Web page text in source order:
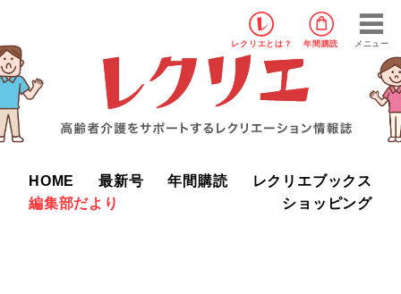
レクリエ とは？ 年間購読 メニュー
HOME 最新号 年間購読
レクリエブックス
編集部だより
ショッピング